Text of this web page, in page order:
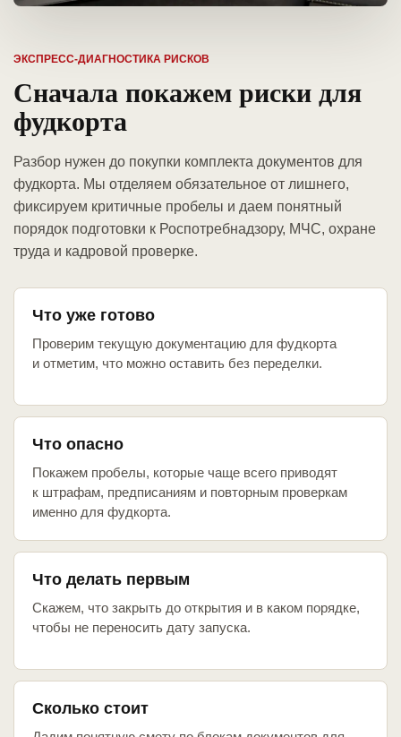
ЭКСПРЕСС-ДИАГНОСТИКА РИСКОВ
Сначала покажем риски для
фудкорта
Разбор нужен до покупки комплекта документов для
фудкорта. Мы отделяем обязательное от лишнего,
фиксируем критичные пробелы и даем понятный
порядок подготовки к Роспотребнадзору, МЧС, охране
труда и кадровой проверке.
Что уже готово
Проверим текущую документацию для фудкорта
и отметим, что можно оставить без переделки.
Что опасно
Покажем пробелы, которые чаще всего приводят
к штрафам, предписаниям и повторным проверкам
именно для фудкорта.
Что делать первым
Скажем, что закрыть до открытия и в каком порядке,
чтобы не переносить дату запуска.
Сколько стоит